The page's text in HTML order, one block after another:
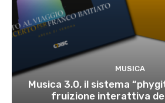
MUSICA
Musica 3.0, il sistema
fruizione interattiva